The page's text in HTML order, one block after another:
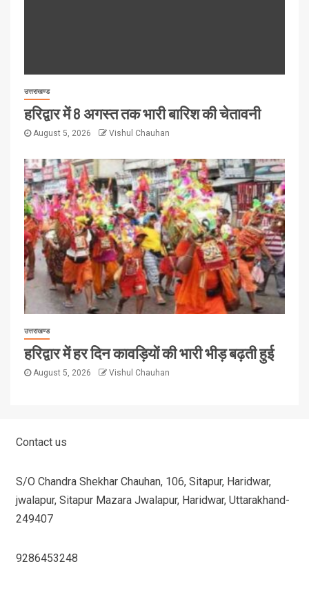
उत्तराखण्ड
हरिद्वार में 8 अगस्त तक भारी बारिश की चेतावनी
August 5, 2026 Vishul Chauhan
उत्तराखण्ड
हरिद्वार में हर दिन कावड़ियों की भारी भीड़ बढ़ती हुई
August 5, 2026 Vishul Chauhan
Contact us
S/O Chandra Shekhar Chauhan, 106, Sitapur, Haridwar,
jwalapur, Sitapur Mazara Jwalapur, Haridwar, Uttarakhand-
249407
9286453248